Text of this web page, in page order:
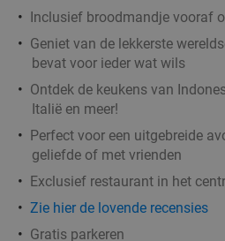
Inclusief broodmandje vooraf
Geniet van de lekkerste
bevat voor ieder wat wils
Ontdek de keukens van
Italië en meer!
Perfect voor een uitgebreide
geliefde of met vrienden
Exclusief restaurant in het
Zie hier de lovende recensies
Gratis parkeren